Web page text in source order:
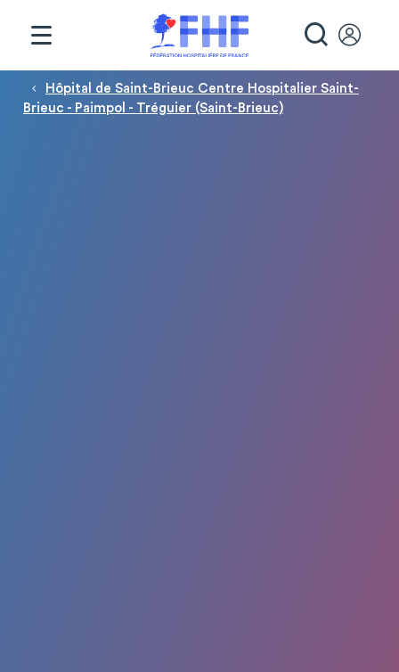
Fil d'Ariane
Hôpital de Saint-Brieuc Centre Hospitalier Saint-
Brieuc - Paimpol - Tréguier (Saint-Brieuc)
Panneau de gestion des cookies